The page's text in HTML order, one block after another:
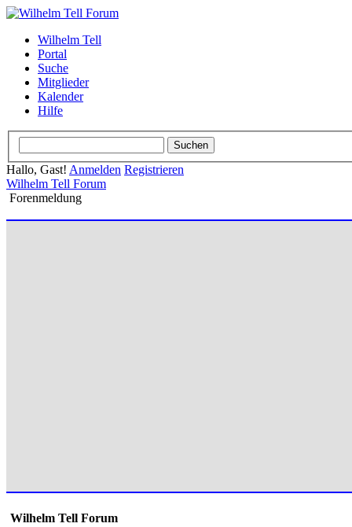
Wilhelm Tell
Portal
Suche
Mitglieder
Kalender
Hilfe
Hallo, Gast! Anmelden Registrieren
Wilhelm Tell Forum
Forenmeldung
Wilhelm Tell Forum